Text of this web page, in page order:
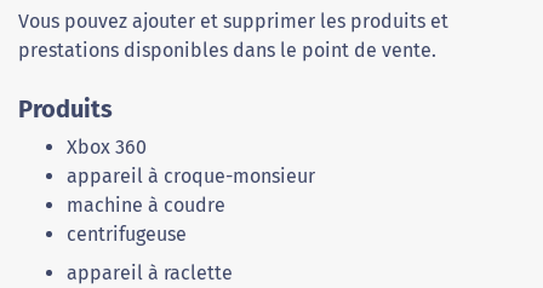
Vous pouvez ajouter et supprimer les produits et
prestations disponibles dans le point de vente.
Produits
Xbox 360
appareil à croque-monsieur
machine à coudre
centrifugeuse
appareil à raclette